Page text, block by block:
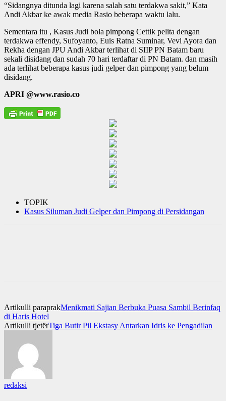
“Sidangnya ditunda lagi karena salah satu terdakwa sakit,” Kata
Andi Akbar ke awak media Rasio beberapa waktu lalu.
Sementara itu , Kasus Judi bola pimpong Cettik pelita dengan
terdakwa effendy, Sufoyanto, Euis Ratna Suminar, Vevi Ayora dan
Rekha dengan JPU Andi Akbar terlihat di SIIP PN Batam baru
sekali disidang dan sudah 70 hari terdaftar di PN Batam. dan masih
ada terlihat beberapa kasus judi gelper dan pimpong yang belum
disidang.
APRI @www.rasio.co
TOPIK
Kasus Siluman Judi Gelper dan Pimpong di Persidangan
Artikulli paraprakMenikmati Sajian Berbuka Puasa Sambil Berinfaq
di Haris Hotel
Artikulli tjetërTiga Butir Pil Ekstasy Antarkan Idris ke Pengadilan
redaksi